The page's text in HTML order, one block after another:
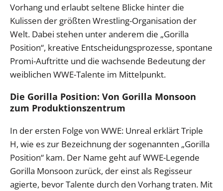
Vorhang und erlaubt seltene Blicke hinter die
Kulissen der größten Wrestling-Organisation der
Welt. Dabei stehen unter anderem die „Gorilla
Position“, kreative Entscheidungsprozesse, spontane
Promi-Auftritte und die wachsende Bedeutung der
weiblichen WWE-Talente im Mittelpunkt.
Die Gorilla Position: Von Gorilla Monsoon
zum Produktionszentrum
In der ersten Folge von WWE: Unreal erklärt Triple
H, wie es zur Bezeichnung der sogenannten „Gorilla
Position“ kam. Der Name geht auf WWE-Legende
Gorilla Monsoon zurück, der einst als Regisseur
agierte, bevor Talente durch den Vorhang traten. Mit